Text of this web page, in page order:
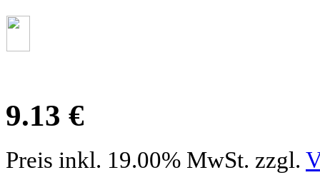
9.13 €
Preis inkl. 19.00% MwSt. zzgl.